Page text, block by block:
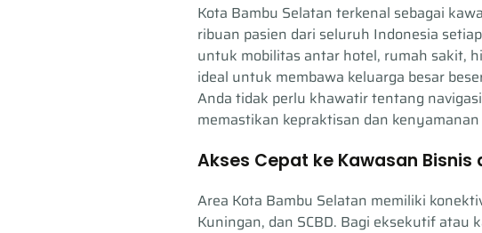
Kota Bambu Selatan terkenal sebagai
ribuan pasien dari seluruh Indonesia
untuk mobilitas antar hotel, rumah sakit,
ideal untuk membawa keluarga besar
Anda tidak perlu khawatir tentang
memastikan kepraktisan dan
Akses Cepat ke Kawasan Bisnis
Area Kota Bambu Selatan memiliki
Kuningan, dan SCBD. Bagi eksekutif